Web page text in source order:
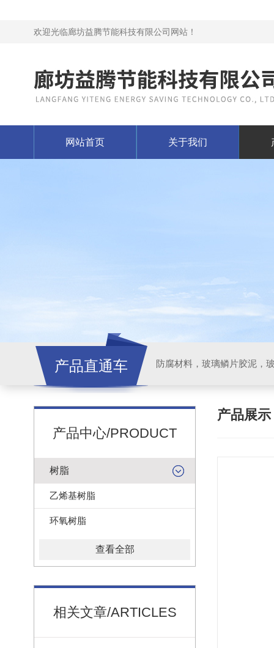
欢迎光临廊坊益腾节能科技有限公司网站！
网站首页 关于我们
产品直通车
产品中心/PRODUCT
树脂
乙烯基树脂
环氧树脂
查看全部
相关文章/ARTICLES
产品展示